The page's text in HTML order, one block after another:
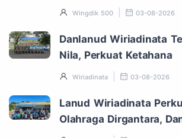
Wingdik 500 03-08-2026
Danlanud Wiriadinata
Nila, Perkuat Ketahana
Wiriadinata 03-08-2026
Lanud Wiriadinata
Olahraga Dirgantara,